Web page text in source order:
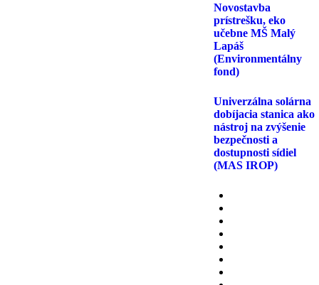
Novostavba
prístrešku, eko
učebne MŠ Malý
Lapáš
(Environmentálny
fond)
Univerzálna solárna
dobíjacia stanica ako
nástroj na zvýšenie
bezpečnosti a
dostupnosti sídiel
(MAS IROP)